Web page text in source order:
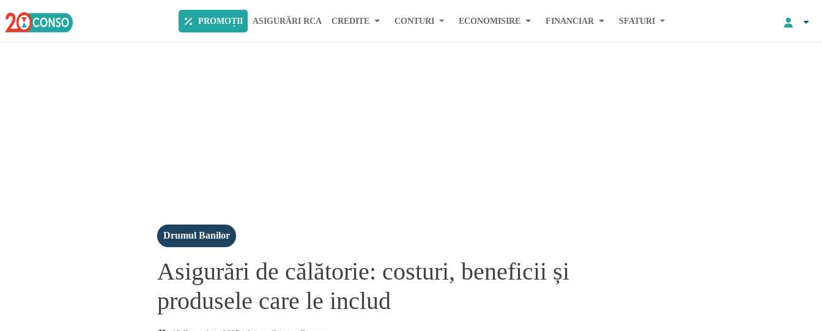
PROMOȚII ASIGURĂRI RCA CREDITE CONTURI ECONOMISIRE FINANCIAR SFATURI
Drumul Banilor
Asigurări de călătorie: costuri, beneficii și
produsele care le includ